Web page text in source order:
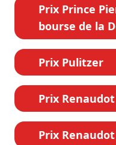
Prix Prince
bourse de la
Prix Pulitzer
Prix Renaudot
Prix